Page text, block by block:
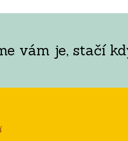
vám je, stačí